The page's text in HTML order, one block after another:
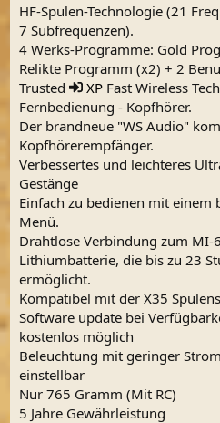
HF-Spulen-Technologie (21
7 Subfrequenzen).
4 Werks-Programme: Gold
Relikte Programm (x2) + 2
Trusted
XP Fast Wireless
Fernbedienung - Kopfhörer.
Der brandneue "WS Audio"
Kopfhörerempfänger.
Verbessertes und leichteres
Gestänge
Einfach zu bedienen mit einem
Menü.
Drahtlose Verbindung zum MI-
Lithiumbatterie, die bis zu 23
ermöglicht.
Kompatibel mit der X35
Software update bei
kostenlos möglich
Beleuchtung mit geringer
einstellbar
Nur 765 Gramm (Mit RC)
5 Jahre Gewährleistung